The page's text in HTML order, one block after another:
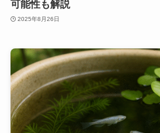
可能性も解説
2025年8月26日